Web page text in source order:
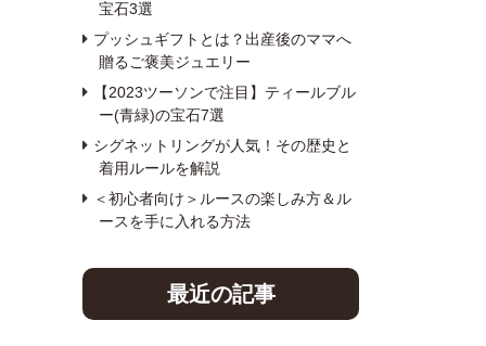
宝石3選
プッシュギフトとは？出産後のママへ
贈るご褒美ジュエリー
【2023ツーソンで注目】ティールブル
ー(青緑)の宝石7選
シグネットリングが人気！その歴史と
着用ルールを解説
＜初心者向け＞ルースの楽しみ方＆ル
ースを手に入れる方法
最近の記事